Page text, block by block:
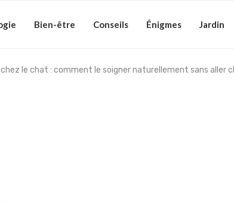
Bien-être Conseils Énigmes Jardin
le chat : comment le soigner naturellement sans aller